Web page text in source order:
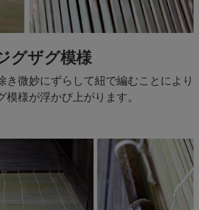
グザグ模様
き微妙にずらして紐で編むことにより
様が浮かび上がります。